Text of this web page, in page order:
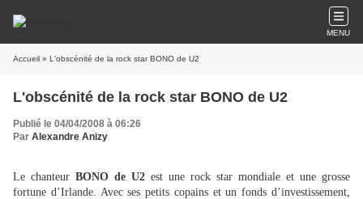
MENU
Accueil » L'obscénité de la rock star BONO de U2
L'obscénité de la rock star BONO de U2
Publié le 04/04/2008 à 06:26
Par Alexandre Anizy
Le chanteur BONO de U2 est une rock star mondiale et une grosse
fortune d’Irlande. Avec ses petits copains et un fonds d’investissement,